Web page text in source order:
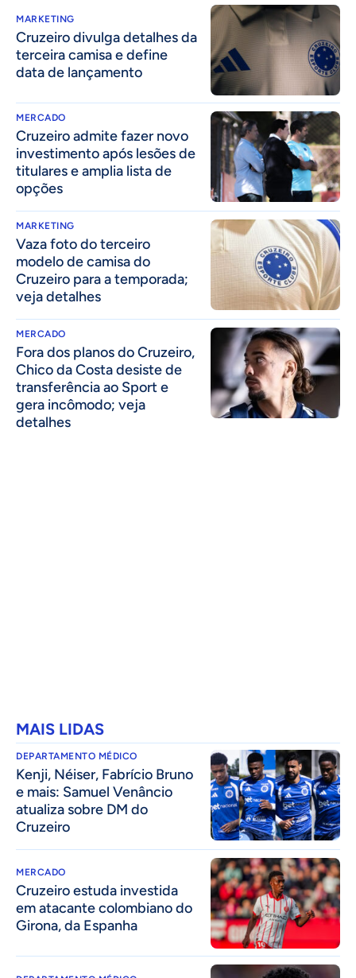
MARKETING
Cruzeiro divulga detalhes da
terceira camisa e define
data de lançamento
MERCADO
Cruzeiro admite fazer novo
investimento após lesões de
titulares e amplia lista de
opções
MARKETING
Vaza foto do terceiro
modelo de camisa do
Cruzeiro para a temporada;
veja detalhes
MERCADO
Fora dos planos do Cruzeiro,
Chico da Costa desiste de
transferência ao Sport e
gera incômodo; veja
detalhes
MAIS LIDAS
DEPARTAMENTO MÉDICO
Kenji, Néiser, Fabrício Bruno
e mais: Samuel Venâncio
atualiza sobre DM do
Cruzeiro
MERCADO
Cruzeiro estuda investida
em atacante colombiano do
Girona, da Espanha